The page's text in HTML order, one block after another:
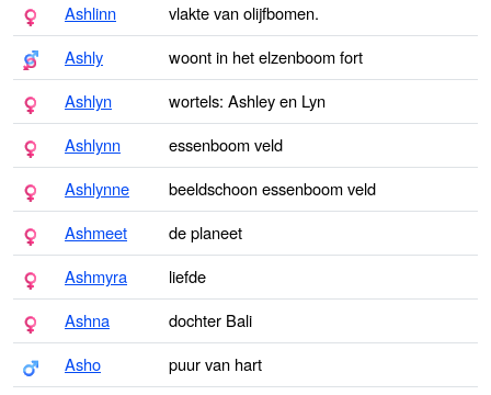
Ashlinn
vlakte van olijfbomen.
Ashly
woont in het elzenboom fort
Ashlyn
wortels: Ashley en Lyn
Ashlynn
essenboom veld
Ashlynne
beeldschoon essenboom veld
Ashmeet
de planeet
Ashmyra
liefde
Ashna
dochter Bali
Asho
puur van hart